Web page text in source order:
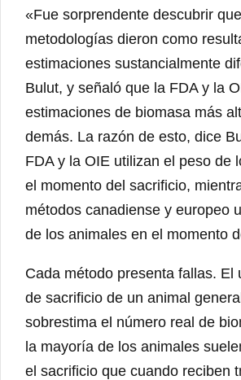
«Fue sorprendente descubrir
metodologías dieron como
estimaciones sustancialmente
Bulut, y señaló que la FDA y la
estimaciones de biomasa más
demás. La razón de esto, dice
FDA y la OIE utilizan el peso de
el momento del sacrificio,
métodos canadiense y europeo
de los animales en el momento
Cada método presenta fallas. El
de sacrificio de un animal
sobrestima el número real de
la mayoría de los animales
el sacrificio que cuando reciben